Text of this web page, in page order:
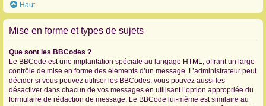
Haut
Mise en forme et types de sujets
Que sont les BBCodes ?
Le BBCode est une implantation spéciale au langage HTML, offrant un large
contrôle de mise en forme des éléments d’un message. L’administrateur peut
décider si vous pouvez utiliser les BBCodes, vous pouvez aussi les
désactiver dans chacun de vos messages en utilisant l’option appropriée du
formulaire de rédaction de message. Le BBCode lui-même est similaire au